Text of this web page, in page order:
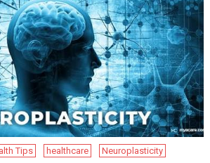
Tips healthcare
Neuroplasticity